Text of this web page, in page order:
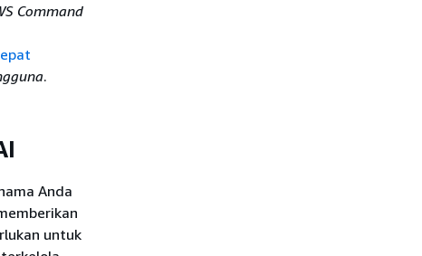
Command
.
Anda
untuk